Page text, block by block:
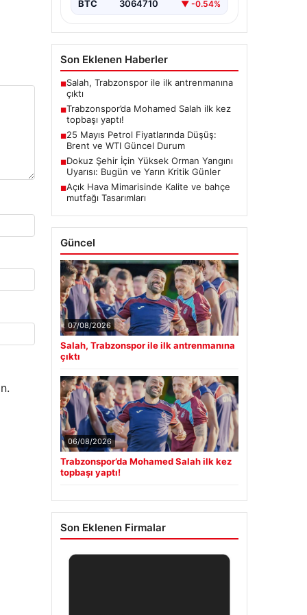
BTC 3064710 ▼ -0.54%
Son Eklenen Haberler
■Salah, Trabzonspor ile ilk antrenmanına
çıktı
■Trabzonspor’da Mohamed Salah ilk kez
topbaşı yaptı!
■25 Mayıs Petrol Fiyatlarında Düşüş:
Brent ve WTI Güncel Durum
■Dokuz Şehir İçin Yüksek Orman Yangını
Uyarısı: Bugün ve Yarın Kritik Günler
■Açık Hava Mimarisinde Kalite ve bahçe
mutfağı Tasarımları
Güncel
07/08/2026
Salah, Trabzonspor ile ilk antrenmanına
çıktı
06/08/2026
Trabzonspor’da Mohamed Salah ilk kez
topbaşı yaptı!
Son Eklenen Firmalar